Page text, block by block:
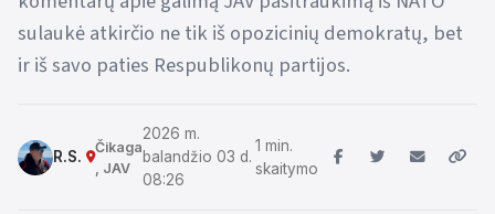
sulaukė atkirčio ne tik iš opozicinių demokratų, bet
ir iš savo paties Respublikonų partijos.
R.S.
Čikaga
, JAV
2026 m.
balandžio 03 d.
08:26
1 min.
skaitymo